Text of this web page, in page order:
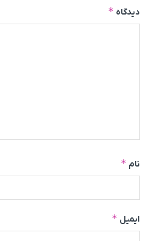
دیدگاه *
نام *
ایمیل *